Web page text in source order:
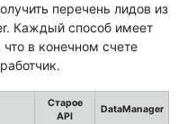
перечень лидов из
Каждый способ имеет
в конечном счете
Старое
API
DataManager